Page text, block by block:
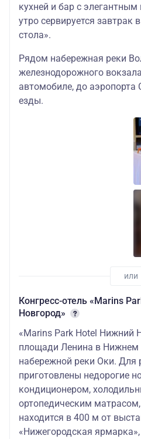
кухней и бар с
утро сервируется завтрак
стола».
Рядом набережная реки
железнодорожного
автомобиле, до аэропорта
езды.
Конгресс-отель «Marins
Новгород»
«Marins Park Hotel Нижний
площади Ленина в Нижнем
набережной реки Оки. Для
приготовлены недорогие
кондиционером,
ортопедическим
находится в 400 м от
«Нижегородская